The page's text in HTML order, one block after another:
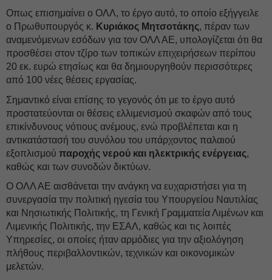
Οπως επισημαίνει ο ΟΛΛ, το έργο αυτό, το οποίο εξήγγειλε
ο Πρωθυπουργός κ. Κυριάκος Μητσοτάκης, πέραν των
αναμενόμενων εσόδων για τον ΟΛΛ ΑΕ, υπολογίζεται ότι θα
προσθέσει στον τζίρο των τοπικών επιχειρήσεων περίπου
20 εκ. ευρώ ετησίως και θα δημιουργηθούν περισσότερες
από 100 νέες θέσεις εργασίας.
Σημαντικό είναι επίσης το γεγονός ότι με το έργο αυτό
προστατεύονται οι θέσεις ελλιμενισμού σκαφών από τους
επικίνδυνους νότιους ανέμους, ενώ προβλέπεται και η
αντικατάστασή του συνόλου του υπάρχοντος παλαιού
εξοπλισμού παροχής νερού και ηλεκτρικής ενέργειας,
καθώς και των συνοδών δικτύων.
Ο ΟΛΛ ΑΕ αισθάνεται την ανάγκη να ευχαριστήσει για τη
συνεργασία την πολιτική ηγεσία του Υπουργείου Ναυτιλίας
και Νησιωτικής Πολιτικής, τη Γενική Γραμματεία Λιμένων και
Λιμενικής Πολιτικής, την ΕΣΑΛ, καθώς και τις λοιπές
Υπηρεσίες, οι οποίες ήταν αρμόδιες για την αξιολόγηση
πλήθους περιβαλλοντικών, τεχνικών και οικονομικών
μελετών.